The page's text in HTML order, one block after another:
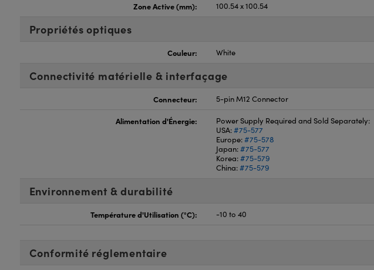
Zone Active (mm): 100.54 x 100.54
Propriétés optiques
Couleur: White
Connectivité matérielle & interfaçage
Connecteur: 5-pin M12 Connector
Alimentation d'Énergie:
Power Supply Required and Sold Separately:
USA:#75-577
Europe:#75-578
Japan:#75-577
Korea:#75-579
China:#75-579
Environnement & durabilité
Température d'Utilisation (°C): -10 to 40
Conformité réglementaire